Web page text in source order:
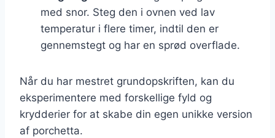
med snor. Steg den i ovnen ved lav
temperatur i flere timer, indtil den er
gennemstegt og har en sprød overflade.
Når du har mestret grundopskriften, kan du
eksperimentere med forskellige fyld og
krydderier for at skabe din egen unikke version
af porchetta.